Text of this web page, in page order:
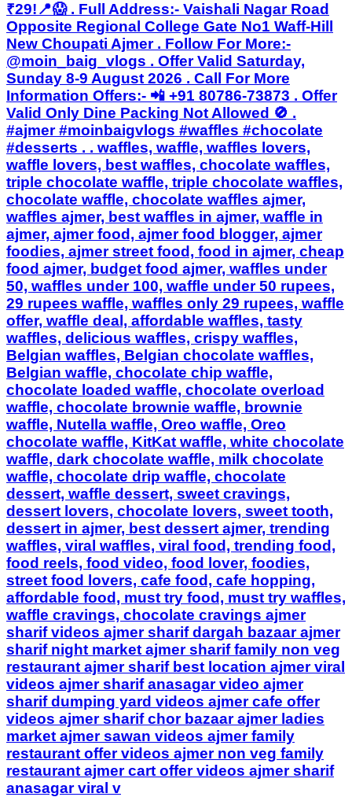
₹29!📍😱 . Full Address:- Vaishali Nagar Road
Opposite Regional College Gate No1 Waff-Hill
New Choupati Ajmer . Follow For More:-
@moin_baig_vlogs . Offer Valid Saturday,
Sunday 8-9 August 2026 . Call For More
Information Offers:- 📲 +91 80786-73873 . Offer
Valid Only Dine Packing Not Allowed 🚫 .
#ajmer #moinbaigvlogs #waffles #chocolate
#desserts . . waffles, waffle, waffles lovers,
waffle lovers, best waffles, chocolate waffles,
triple chocolate waffle, triple chocolate waffles,
chocolate waffle, chocolate waffles ajmer,
waffles ajmer, best waffles in ajmer, waffle in
ajmer, ajmer food, ajmer food blogger, ajmer
foodies, ajmer street food, food in ajmer, cheap
food ajmer, budget food ajmer, waffles under
50, waffles under 100, waffle under 50 rupees,
29 rupees waffle, waffles only 29 rupees, waffle
offer, waffle deal, affordable waffles, tasty
waffles, delicious waffles, crispy waffles,
Belgian waffles, Belgian chocolate waffles,
Belgian waffle, chocolate chip waffle,
chocolate loaded waffle, chocolate overload
waffle, chocolate brownie waffle, brownie
waffle, Nutella waffle, Oreo waffle, Oreo
chocolate waffle, KitKat waffle, white chocolate
waffle, dark chocolate waffle, milk chocolate
waffle, chocolate drip waffle, chocolate
dessert, waffle dessert, sweet cravings,
dessert lovers, chocolate lovers, sweet tooth,
dessert in ajmer, best dessert ajmer, trending
waffles, viral waffles, viral food, trending food,
food reels, food video, food lover, foodies,
street food lovers, cafe food, cafe hopping,
affordable food, must try food, must try waffles,
waffle cravings, chocolate cravings ajmer
sharif videos ajmer sharif dargah bazaar ajmer
sharif night market ajmer sharif family non veg
restaurant ajmer sharif best location ajmer viral
videos ajmer sharif anasagar video ajmer
sharif dumping yard videos ajmer cafe offer
videos ajmer sharif chor bazaar ajmer ladies
market ajmer sawan videos ajmer family
restaurant offer videos ajmer non veg family
restaurant ajmer cart offer videos ajmer sharif
anasagar viral v